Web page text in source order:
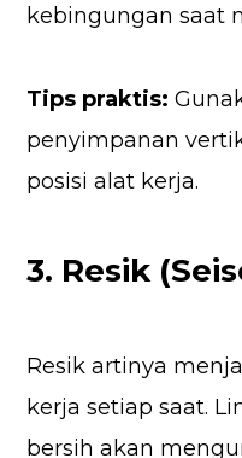
kebingungan saat
Tips praktis:
penyimpanan
posisi alat kerja.
3. Resik
Resik artinya
kerja setiap saat.
bersih akan